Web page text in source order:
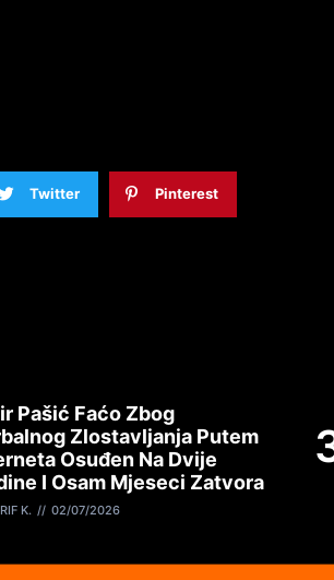
Twitter Pinterest
Pašić Faćo Zbog
Zlostavljanja Putem
Osuđen Na Dvije
I Osam Mjeseci Zatvora
K. 02/07/2026